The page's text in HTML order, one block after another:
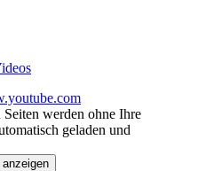
werden ohne Ihre
geladen und